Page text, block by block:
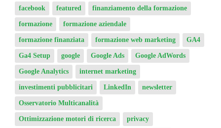
facebook featured finanziamento della formazione
formazione formazione aziendale
formazione finanziata formazione web marketing GA4
Ga4 Setup google Google Ads Google AdWords
Google Analytics internet marketing
investimenti pubblicitari LinkedIn newsletter
Osservatorio Multicanalità
Ottimizzazione motori di ricerca privacy